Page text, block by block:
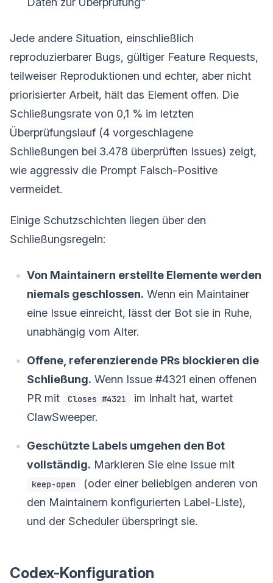
Jede andere Situation, einschließlich
reproduzierbarer Bugs, gültiger Feature Requests,
teilweiser Reproduktionen und echter, aber nicht
priorisierter Arbeit, hält das Element offen. Die
Schließungsrate von 0,1 % im letzten
Überprüfungslauf (4 vorgeschlagene
Schließungen bei 3.478 überprüften Issues) zeigt,
wie aggressiv die Prompt Falsch-Positive
vermeidet.
Einige Schutzschichten liegen über den
Schließungsregeln:
Von Maintainern erstellte Elemente werden
niemals geschlossen. Wenn ein Maintainer
eine Issue einreicht, lässt der Bot sie in Ruhe,
unabhängig vom Alter.
Offene, referenzierende PRs blockieren die
Schließung. Wenn Issue #4321 einen offenen
PR mit
Closes #4321
im Inhalt hat, wartet
ClawSweeper.
Geschützte Labels umgehen den Bot
vollständig. Markieren Sie eine Issue mit
keep-open
(oder einer beliebigen anderen von
den Maintainern konfigurierten Label-Liste),
und der Scheduler überspringt sie.
Codex-Konfiguration